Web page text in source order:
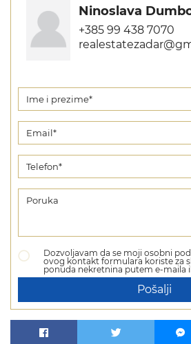
Ninoslava
+385 99 438 7070
Dozvoljavam da se moji osobni
ovog kontakt formulara koriste za
ponuda nekretnina putem e-maila
Pošalji